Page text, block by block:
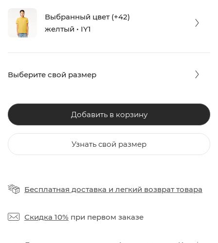
Выбранный цвет (+42)
желтый • IY1
Выберите свой размер
Добавить в корзину
Узнать свой размер
Бесплатная доставка и легкий возврат товара
Скидка 10% при первом заказе